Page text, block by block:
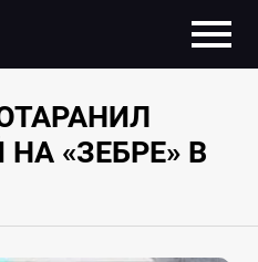
«ЗЕБРЕ» В